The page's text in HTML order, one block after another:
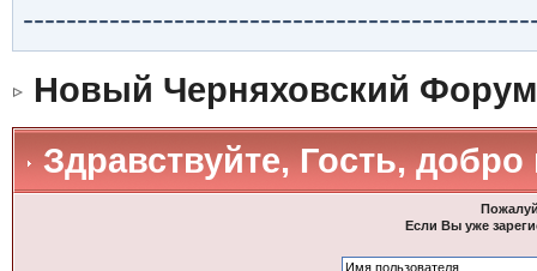
Новый Черняховский Форум
Здравствуйте, Гость,
Если Вы уже